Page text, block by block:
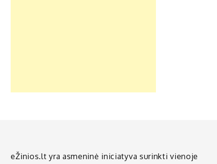
eŽinios.lt yra asmeninė iniciatyva surinkti vienoje